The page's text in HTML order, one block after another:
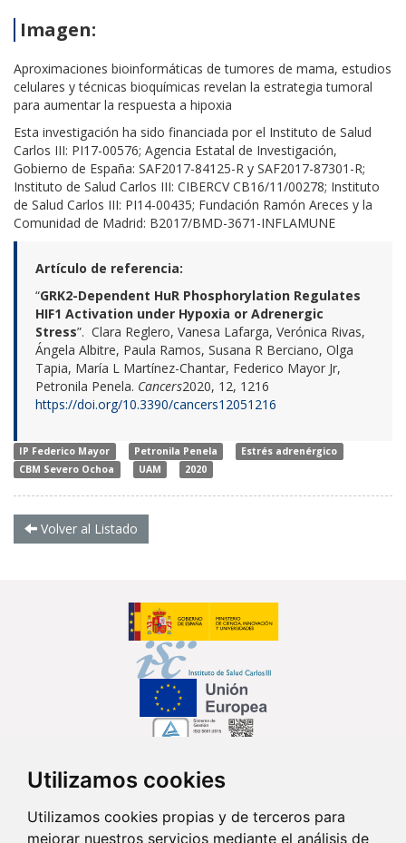
Utilizamos cookies
Utilizamos cookies propias y de terceros para
mejorar nuestros servicios mediante el análisis de
Imagen:
Aproximaciones bioinformáticas de tumores de mama, estudios
celulares y técnicas bioquímicas revelan la estrategia tumoral
para aumentar la respuesta a hipoxia
Esta investigación ha sido financiada por el Instituto de Salud
Carlos III: PI17-00576; Agencia Estatal de Investigación,
Gobierno de España: SAF2017-84125-R y SAF2017-87301-R;
Instituto de Salud Carlos III: CIBERCV CB16/11/00278; Instituto
de Salud Carlos III: PI14-00435; Fundación Ramón Areces y la
Comunidad de Madrid: B2017/BMD-3671-INFLAMUNE
Artículo de referencia:
“GRK2-Dependent HuR Phosphorylation Regulates
HIF1 Activation under Hypoxia or Adrenergic
Stress”. Clara Reglero, Vanesa Lafarga, Verónica Rivas,
Ángela Albitre, Paula Ramos, Susana R Berciano, Olga
Tapia, María L Martínez-Chantar, Federico Mayor Jr,
Petronila Penela. Cancers2020, 12, 1216
https://doi.org/10.3390/cancers12051216
IP Federico Mayor Petronila Penela
Estrés adrenérgico
CBM Severo Ochoa
UAM 2020
Volver al Listado
Síguenos en...